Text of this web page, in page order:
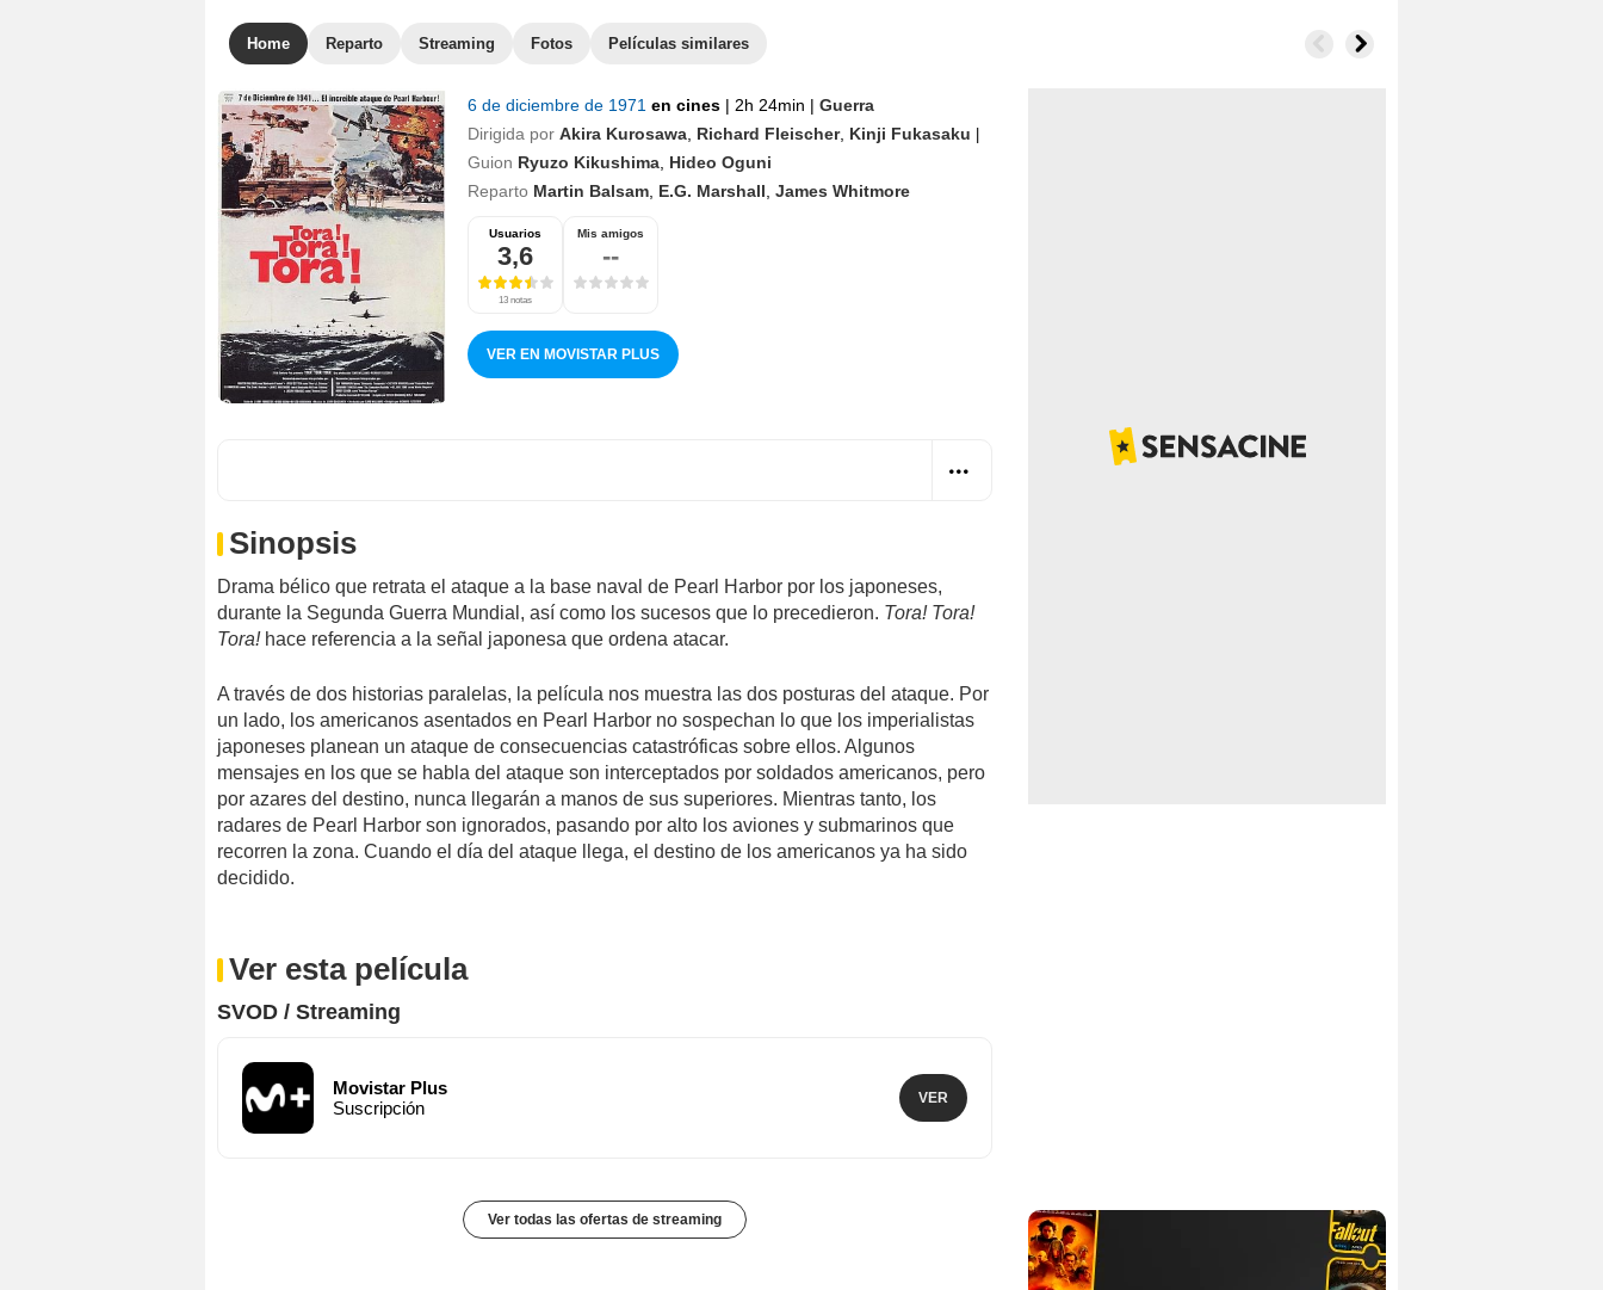
Home Reparto Streaming Fotos Películas similares
6 de diciembre de 1971 en cines | 2h 24min | Guerra
Dirigida por Akira Kurosawa Richard Fleischer, Kinji Fukasaku
Guion Ryuzo Kikushima Hideo Oguni
Reparto Martin Balsam E.G. Marshall James Whitmore
Usuarios
3,6
13 notas
Mis amigos
--
VER EN MOVISTAR PLUS
Sinopsis
Drama bélico que retrata el ataque a la base naval de Pearl Harbor por los japoneses,
durante la Segunda Guerra Mundial, así como los sucesos que lo precedieron. Tora! Tora!
Tora!hace referencia a la señal japonesa que ordena atacar.
A través de dos historias paralelas, la película nos muestra las dos posturas del ataque. Por
un lado, los americanos asentados en Pearl Harbor no sospechan lo que los imperialistas
japoneses planean un ataque de consecuencias catastróficas sobre ellos. Algunos
mensajes en los que se habla del ataque son interceptados por soldados americanos, pero
por azares del destino, nunca llegarán a manos de sus superiores. Mientras tanto, los
radares de Pearl Harbor son ignorados, pasando por alto los aviones y submarinos que
recorren la zona. Cuando el día del ataque llega, el destino de los americanos ya ha sido
decidido.
Ver esta película
SVOD / Streaming
Movistar Plus
Suscripción
VER
Ver todas las ofertas de streaming